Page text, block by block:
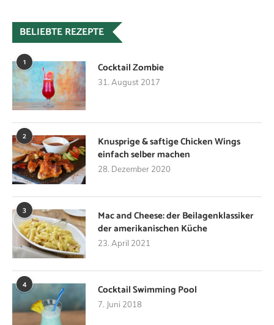
BELIEBTE REZEPTE
1 Cocktail Zombie
31. August 2017
2
Knusprige & saftige Chicken Wings
einfach selber machen
28. Dezember 2020
3
Mac and Cheese: der Beilagenklassiker
der amerikanischen Küche
23. April 2021
4 Cocktail Swimming Pool
7. Juni 2018